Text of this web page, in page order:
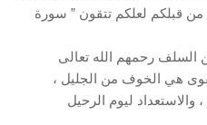
قبلكم لعلكم تتقون ” سورة
رحمهم الله تعالى
هي الخوف من الجليل ،
، والاستعداد ليوم الرحيل